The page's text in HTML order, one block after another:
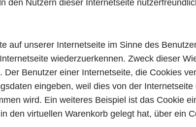
den Nutzern dieser Internetseite
auf unserer Internetseite im Sinne des
wiederzuerkennen. Zweck dieser
Benutzer einer Internetseite, die Cookies
eingeben, weil dies von der Internetseite
wird. Ein weiteres Beispiel ist das Cookie
den virtuellen Warenkorb gelegt hat, über ein